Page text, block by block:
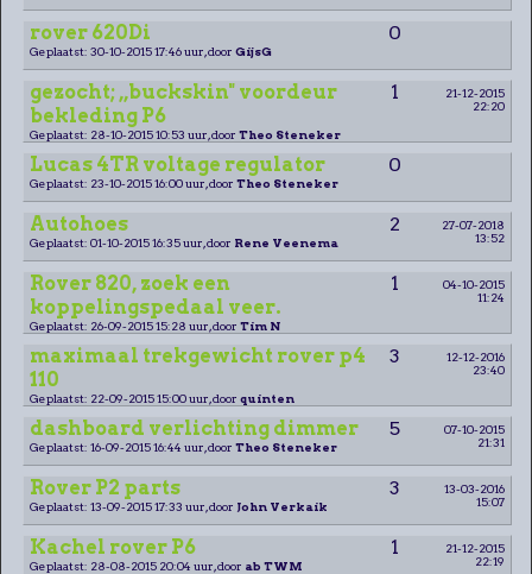
rover 620Di 0
Geplaatst: 30-10-2015 17:46 uur, door GijsG
gezocht; ,,buckskin" voordeur
bekleding P6
1
21-12-2015
22:20
Geplaatst: 28-10-2015 10:53 uur, door Theo Steneker
Lucas 4TR voltage regulator 0
Geplaatst: 23-10-2015 16:00 uur, door Theo Steneker
Autohoes 2
27-07-2018
13:52
Geplaatst: 01-10-2015 16:35 uur, door Rene Veenema
Rover 820, zoek een
koppelingspedaal veer.
1
04-10-2015
11:24
Geplaatst: 26-09-2015 15:28 uur, door Tim N
maximaal trekgewicht rover p4
110
3
12-12-2016
23:40
Geplaatst: 22-09-2015 15:00 uur, door quinten
dashboard verlichting dimmer 5
07-10-2015
21:31
Geplaatst: 16-09-2015 16:44 uur, door Theo Steneker
Rover P2 parts 3
13-03-2016
15:07
Geplaatst: 13-09-2015 17:33 uur, door John Verkaik
Kachel rover P6 1
21-12-2015
22:19
Geplaatst: 28-08-2015 20:04 uur, door ab TWM